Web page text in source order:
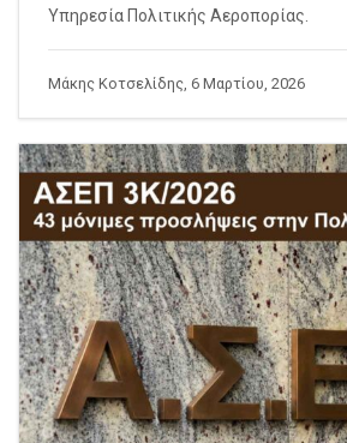
Υπηρεσία Πολιτικής Αεροπορίας.
Μάκης Κοτσελίδης, 6 Μαρτίου, 2026